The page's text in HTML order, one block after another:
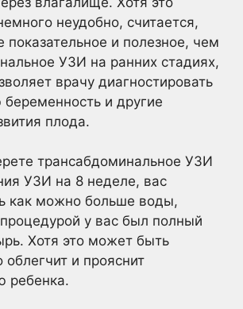
неудобно, считается,
показательное и полезное, чем
УЗИ на ранних стадиях,
врачу диагностировать
и другие
плода.
трансабдоминальное УЗИ
УЗИ на 8 неделе, вас
как можно больше воды,
у вас был полный
Хотя это может быть
облегчит и прояснит
ребенка.